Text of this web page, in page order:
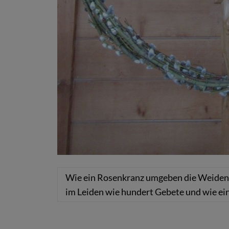
Wie ein Rosenkranz umgeben die
im Leiden wie hundert Gebete und wie